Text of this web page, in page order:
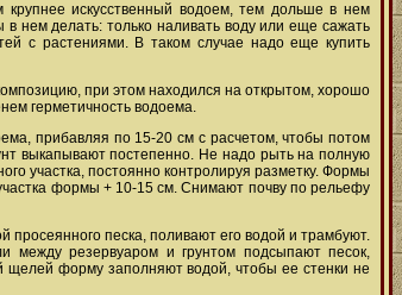
искусственный водоем, тем дольше в нем
нем делать: только наливать воду или еще сажать
с растениями. В таком случае надо еще купить
при этом находился на открытом, хорошо
герметичность водоема.
прибавляя по 15-20 см с расчетом, чтобы потом
выкапывают постепенно. Не надо рыть на полную
участка, постоянно контролируя разметку. Формы
формы + 10-15 см. Снимают почву по рельефу
просеянного песка, поливают его водой и трамбуют.
между резервуаром и грунтом подсыпают песок,
щелей форму заполняют водой, чтобы ее стенки не